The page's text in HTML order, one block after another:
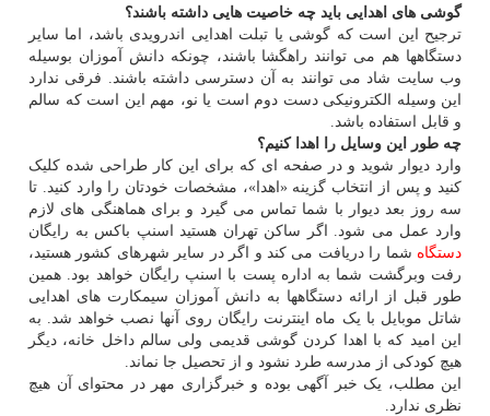
گوشی های اهدایی باید چه خاصیت هایی داشته باشند؟
ترجیح این است که گوشی یا تبلت اهدایی اندرویدی باشد، اما سایر
دستگاهها هم می توانند راهگشا باشند، چونکه دانش آموزان بوسیله
وب سایت شاد می توانند به آن دسترسی داشته باشند. فرقی ندارد
این وسیله الکترونیکی دست دوم است یا نو، مهم این است که سالم
و قابل استفاده باشد.
چه طور این وسایل را اهدا کنیم؟
وارد دیوار شوید و در صفحه ای که برای این کار طراحی شده کلیک
کنید و پس از انتخاب گزینه «اهدا»، مشخصات خودتان را وارد کنید. تا
سه روز بعد دیوار با شما تماس می گیرد و برای هماهنگی های لازم
وارد عمل می شود. اگر ساکن تهران هستید اسنپ باکس به رایگان
دستگاه شما را دریافت می کند و اگر در سایر شهرهای کشور هستید،
رفت وبرگشت شما به اداره پست با اسنپ رایگان خواهد بود. همین
طور قبل از ارائه دستگاهها به دانش آموزان سیمکارت های اهدایی
شاتل موبایل با یک ماه اینترنت رایگان روی آنها نصب خواهد شد. به
این امید که با اهدا کردن گوشی قدیمی ولی سالم داخل خانه، دیگر
هیچ کودکی از مدرسه طرد نشود و از تحصیل جا نماند.
این مطلب، یک خبر آگهی بوده و خبرگزاری مهر در محتوای آن هیچ
نظری ندارد.